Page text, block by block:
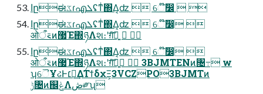
اըಈػɾഎܠʢͳͥ΍Δ͔ʣ  େ໊ٛ෼  
اըಈػɾഎܠʢͳͥ΍Δ͔ʣ  େ໊ٛ෼ 
ओ࠵ऀͷ޷Έ΍ཉΛશ։ʹग़ͯ͠ྑ͍  
اըಈػɾഎܠʢͳͥ΍Δ͔ʣ  େ໊ٛ෼ 
ओ࠵ऀͷ޷Έ΍ཉΛશ։ʹग़ͯ͠ྑ͍  3BJMTENͷ৔߹ w
ʮୈҰઢͰ׆༂͢ΔΤϯδχΞ͕3VCZPO3BJMTͷ
ݱ৔ͷ஌ݟΛڞ༗ʯ